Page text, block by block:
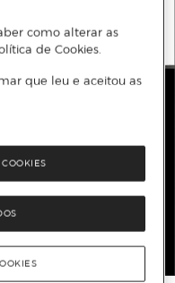
como alterar as
de Cookies.
que leu e aceitou as